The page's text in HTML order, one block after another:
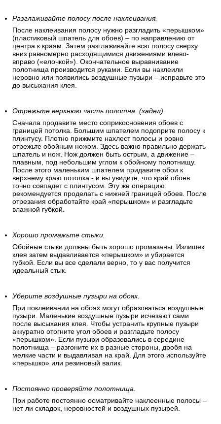
Разглаживайте полосу после наклеивания.
После наклеивания полосу нужно разгладить «перышком»
(пластиковый шпатель для обоев) – по направлению от
центра к краям. Затем разглаживайте всю полосу сверху
вниз равномерно расходящимися движениями влево-
вправо («елочкой»). Окончательное выравнивание
полотнища производится руками. Если вы наклеили
неровно или появились воздушные пузыри – исправьте это
до высыхания клея.
Отрежьте верхнюю часть полотна. (задел).
Сначала продавите место соприкосновения обоев с
границей потолка. Большим шпателем подоприте полосу к
плинтусу. Плотно прижмите нахлест полосы и ровно
отрежьте обойным ножом. Здесь важно правильно держать
шпатель и нож. Нож должен быть острым, а движение –
плавным, под небольшим углом к обойному полотнищу.
После этого маленьким шпателем придавите обои к
верхнему краю потолка - и вы увидите, что край обоев
точно совпадет с плинтусом. Эту же операцию
рекомендуется проделать с нижней границей обоев. После
отрезания обработайте край «перышком» и разгладьте
влажной губкой.
Хорошо промажьте стыки.
Обойные стыки должны быть хорошо промазаны. Излишек
клея затем выдавливается «перышком» и убирается
губкой. Если вы все сделали верно, то у вас получится
идеальный стык.
Уберите воздушные пузыри на обоях.
При поклеивании на обоях могут образоваться воздушные
пузыри. Маленькие воздушные пузыри исчезают сами
после высыхания клея. Чтобы устранить крупные пузыри
аккуратно отогните угол обоев и разгладьте полосу
«перышком». Если пузыри образовались в середине
полотнища – разгоните их в разные стороны, дробя на
мелкие части и выдавливая на край. Для этого используйте
«перышко» или резиновый валик.
Постоянно проверяйте полотнища.
При работе постоянно осматривайте наклеенные полосы –
нет ли складок, неровностей и воздушных пузырей.